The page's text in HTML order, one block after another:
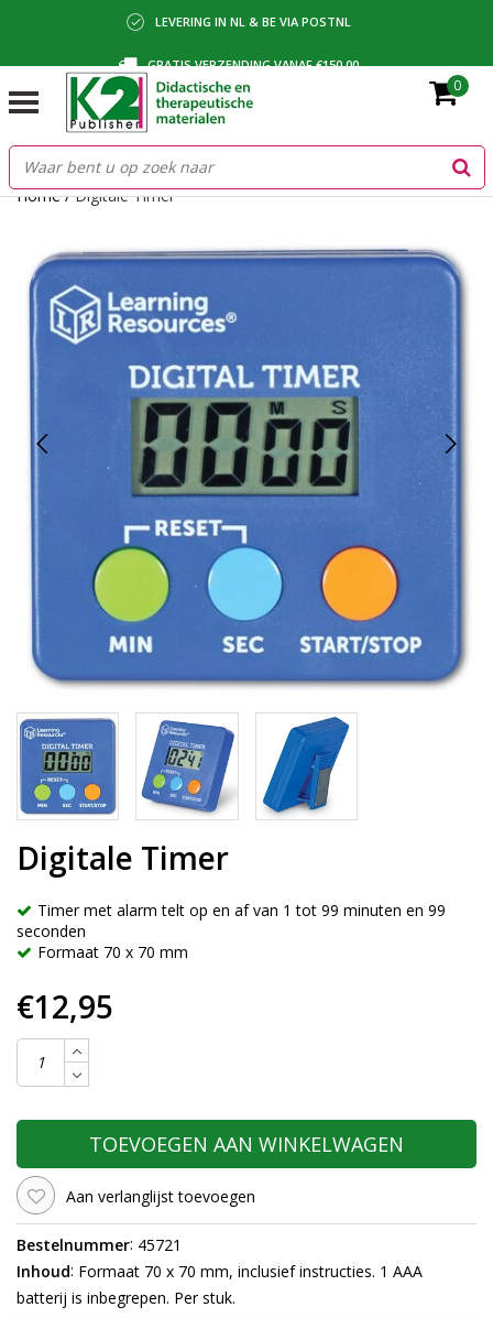
LEVERING IN NL & BE VIA POSTNL
GRATIS VERZENDING VANAF €150,00
BETALING VIA IDEAL, BANCONTACT OF FACTUUR
0
Home/Digitale Timer
Digitale Timer
Timer met alarm telt op en af van 1 tot 99 minuten en 99
seconden
Formaat 70 x 70 mm
€12,95
TOEVOEGEN AAN WINKELWAGEN
Aan verlanglijst toevoegen
Bestelnummer: 45721
Inhoud: Formaat 70 x 70 mm, inclusief instructies. 1 AAA
batterij is inbegrepen. Per stuk.